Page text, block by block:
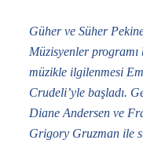
Güher ve Süher
Müzisyenler
müzikle ilgilenmesi
Crudeli’yle başladı.
Diane Andersen ve
Grigory Gruzman ile